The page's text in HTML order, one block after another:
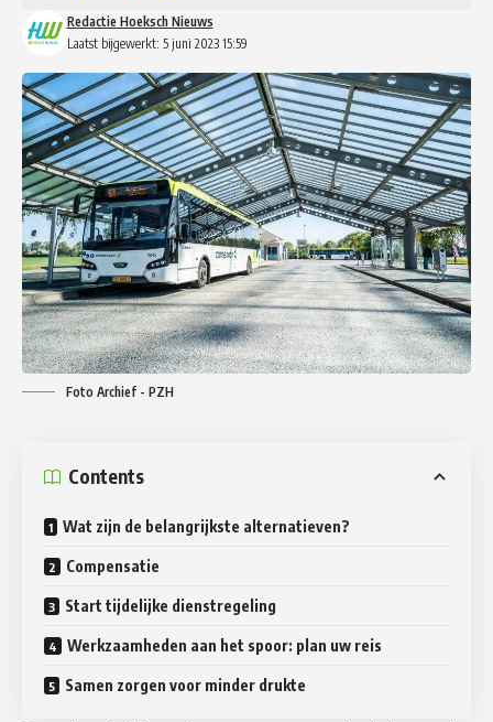
Laatst bijgewerkt: 5 juni 2023 15:59
Redactie Hoeksch Nieuws
Foto Archief - PZH
Contents
Wat zijn de belangrijkste alternatieven?
Compensatie
Start tijdelijke dienstregeling
Werkzaamheden aan het spoor: plan uw reis
Samen zorgen voor minder drukte